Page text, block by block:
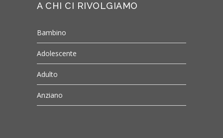
A CHI CI RIVOLGIAMO
Bambino
Adolescente
Adulto
Anziano